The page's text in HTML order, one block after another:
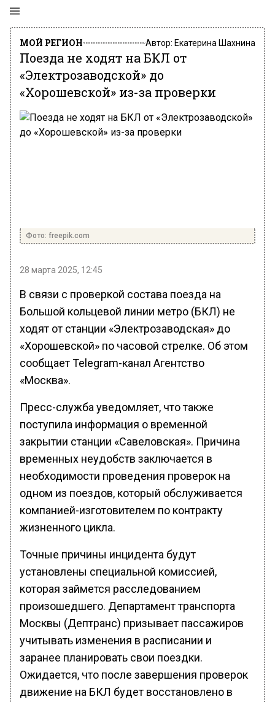
МОЙ РЕГИОН Автор: Екатерина Шахнина
Поезда не ходят на БКЛ от
«Электрозаводской» до
«Хорошевской» из-за проверки
Фото: freepik.com
28 марта 2025, 12:45
В связи с проверкой состава поезда на
Большой кольцевой линии метро (БКЛ) не
ходят от станции «Электрозаводская» до
«Хорошевской» по часовой стрелке. Об этом
сообщает Telegram-канал Агентство
«Москва».
Пресс-служба уведомляет, что также
поступила информация о временной
закрытии станции «Савеловская». Причина
временных неудобств заключается в
необходимости проведения проверок на
одном из поездов, который обслуживается
компанией-изготовителем по контракту
жизненного цикла.
Точные причины инцидента будут
установлены специальной комиссией,
которая займется расследованием
произошедшего. Департамент транспорта
Москвы (Дептранс) призывает пассажиров
учитывать изменения в расписании и
заранее планировать свои поездки.
Ожидается, что после завершения проверок
движение на БКЛ будет восстановлено в